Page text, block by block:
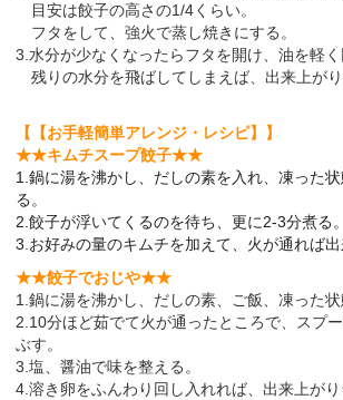
目安は餃子の高さの1/4くらい。
フタをして、強火で蒸し焼きにする。
3.水分が少なくなったらフタを開け、油を軽く
残りの水分を飛ばしてしまえば、出来上が
【【お手軽簡単アレンジ・レシピ】】
★★キムチスープ餃子★★
1.鍋に湯を沸かし、だしの素を入れ、凍った
る。
2.餃子が浮いてくるのを待ち、更に2-3分煮る。
3.お好みの量のキムチを加えて、火が通れば
★★餃子でおじや★★
1.鍋に湯を沸かし、だしの素、ご飯、凍った状
2.10分ほど茹でて火が通ったところで、スプ
ぶす。
3.塩、醤油で味を整える。
4.溶き卵をふんわり回し入れれば、出来上が